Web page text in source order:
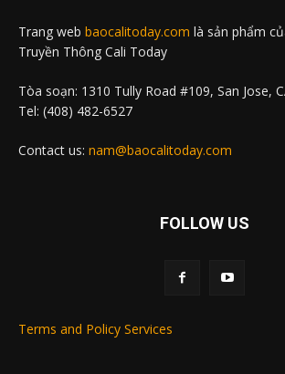
Trang web baocalitoday.com là sản phẩm
Truyền Thông Cali Today
Tòa soạn: 1310 Tully Road #109, San Jose,
Tel: (408) 482-6527
Contact us: nam@baocalitoday.com
FOLLOW US
Terms and Policy Services